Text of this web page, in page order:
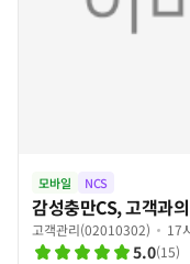
모바일 NCS
감성충만CS, 고객과
고객관리(02010302) 17
5.0(15)